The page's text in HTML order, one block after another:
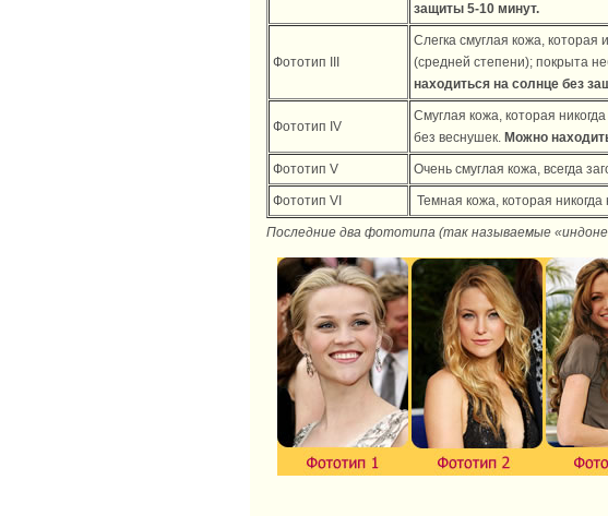
защиты 5-10 минут.
Фототип III
Cлегка смуглая кожа, которая
(средней степени); покрыта
находиться на солнце без
Фототип IV
Cмуглая кожа, которая
без веснушек. Можно
Фототип V Очень смуглая кожа, всегда
Фототип VI Темная кожа, которая
Последние два фототипа (так называемые